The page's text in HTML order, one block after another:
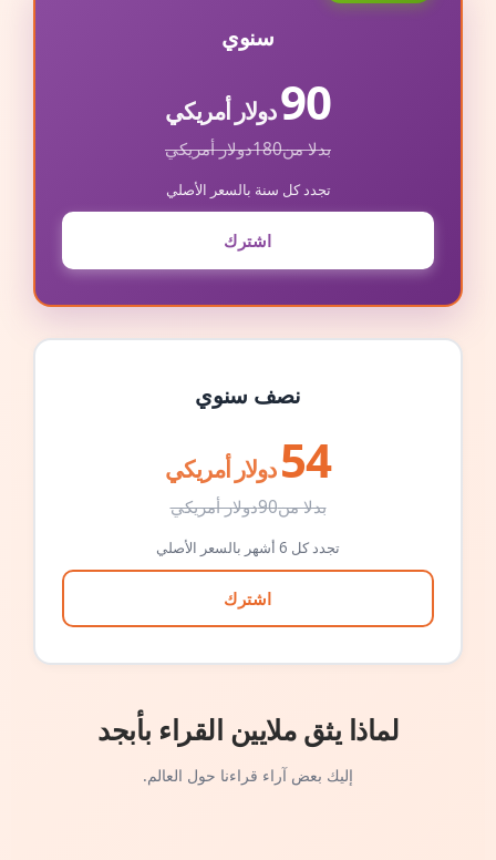
سنوي
90دولار أمريكي
بدلا من180دولار أمريكي
تجدد كل سنة بالسعر الأصلي
اشترك
نصف سنوي
54 دولار أمريكي
بدلا من90دولار أمريكي
تجدد كل 6 أشهر بالسعر الأصلي
اشترك
لماذا يثق ملايين القراء بأبجد
إليك بعض آراء قراءنا حول العالم.